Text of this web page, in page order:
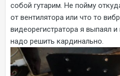
собой гутарим. Не пойму
от вентилятора или что то
видеорегистратора я выпаял
надо решить кардинально.